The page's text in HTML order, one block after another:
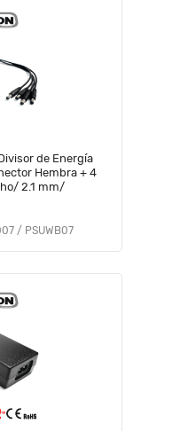
de Energía
Hembra + 4
2.1 mm/
/ PSUWB07